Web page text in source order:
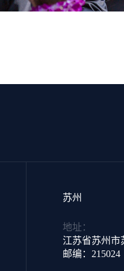
苏州
地址：
江苏省苏州市
邮编：215024